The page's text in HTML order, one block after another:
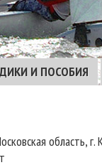
И ПОСОБИЯ
область,